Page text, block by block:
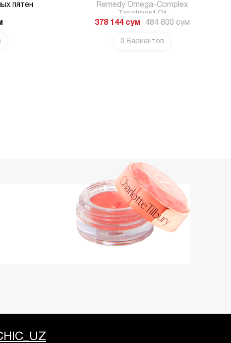
пятен
Remedy Omega-Complex
Treatment Oil
378 144сум 484 800сум
0 Вариантов